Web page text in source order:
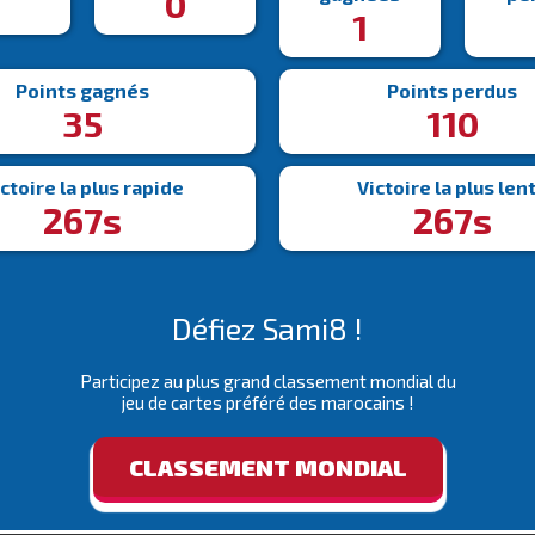
1
Points gagnés
35
Points perdus
110
la plus rapide
267s
Victoire la plus
267s
Défiez Sami8 !
Participez au plus grand classement mondial du
jeu de cartes préféré des marocains !
CLASSEMENT MONDIAL